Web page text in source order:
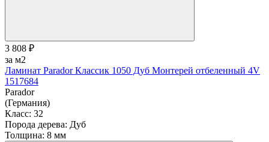
3 808 ₽
за м2
Ламинат Parador Классик 1050 Дуб Монтерей отбеленный 4V
1517684
Parador
(Германия)
Класс: 32
Порода дерева: Дуб
Толщина: 8 мм